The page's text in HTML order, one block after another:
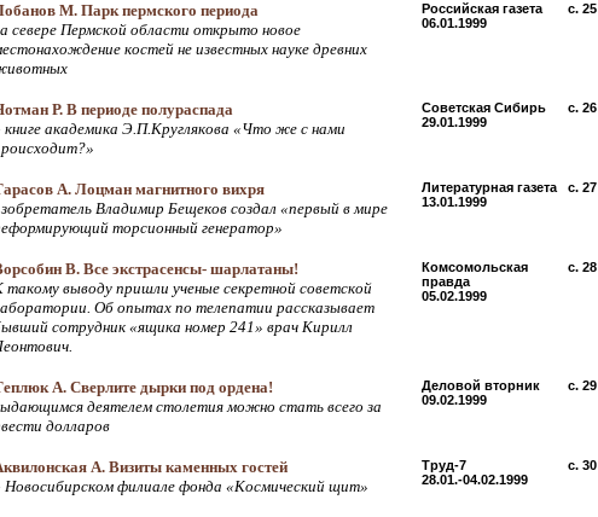
М. Парк пермского периода
севере Пермской области открыто новое
костей не известных науке древних
Российская газета
06.01.1999
c. 25
Р. В периоде полураспада
книге академика Э.П.Круглякова «Что же с нами
Советская Сибирь
29.01.1999
c. 26
А. Лоцман магнитного вихря
Владимир Бещеков создал «первый в мире
торсионный генератор»
Литературная газета
13.01.1999
c. 27
В. Все экстрасенсы- шарлатаны!
такому выводу пришли ученые секретной советской
Об опытах по телепатии рассказывает
сотрудник «ящика номер 241» врач Кирилл
Комсомольская
правда
05.02.1999
c. 28
А. Сверлите дырки под ордена!
деятелем столетия можно стать всего за
долларов
Деловой вторник
09.02.1999
c. 29
А. Визиты каменных гостей
Новосибирском филиале фонда «Космический щит»
Труд-7
28.01.-04.02.1999
c. 30